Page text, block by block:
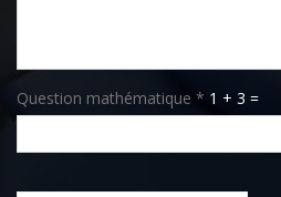
Question mathématique * 1 + 3 =